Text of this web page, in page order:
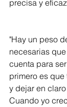
precisa y
"Hay un peso
necesarias
cuenta para
primero es
y dejar en
Cuando yo